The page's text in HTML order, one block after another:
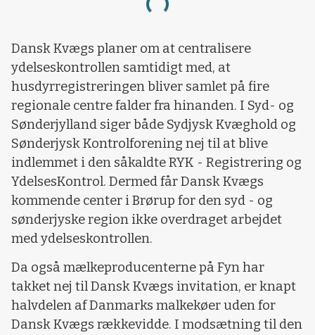
Loading...
Dansk Kvægs planer om at centralisere
ydelseskontrollen samtidigt med, at
husdyrregistreringen bliver samlet på fire
regionale centre falder fra hinanden. I Syd- og
Sønderjylland siger både Sydjysk Kvæghold og
Sønderjysk Kontrolforening nej til at blive
indlemmet i den såkaldte RYK - Registrering og
YdelsesKontrol. Dermed får Dansk Kvægs
kommende center i Brørup for den syd - og
sønderjyske region ikke overdraget arbejdet
med ydelseskontrollen.
Da også mælkeproducenterne på Fyn har
takket nej til Dansk Kvægs invitation, er knapt
halvdelen af Danmarks malkekøer uden for
Dansk Kvægs rækkevidde. I modsætning til den